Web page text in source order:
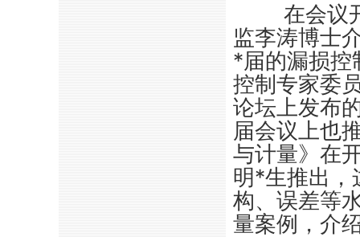
在会议
监李涛博士
*届的漏损
控制专家委
论坛上发布
届会议上也
与计量》在
明*生推出，
构、误差等
量案例，介